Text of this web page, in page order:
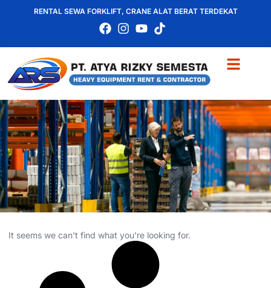
RENTAL SEWA FORKLIFT, CRANE ALAT BERAT TERDEKAT
It seems we can't find what you're looking for.